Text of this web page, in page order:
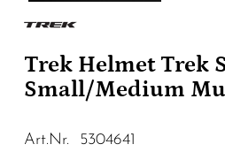
Trek Helmet Trek
Small/Medium
Art.Nr. 5304641